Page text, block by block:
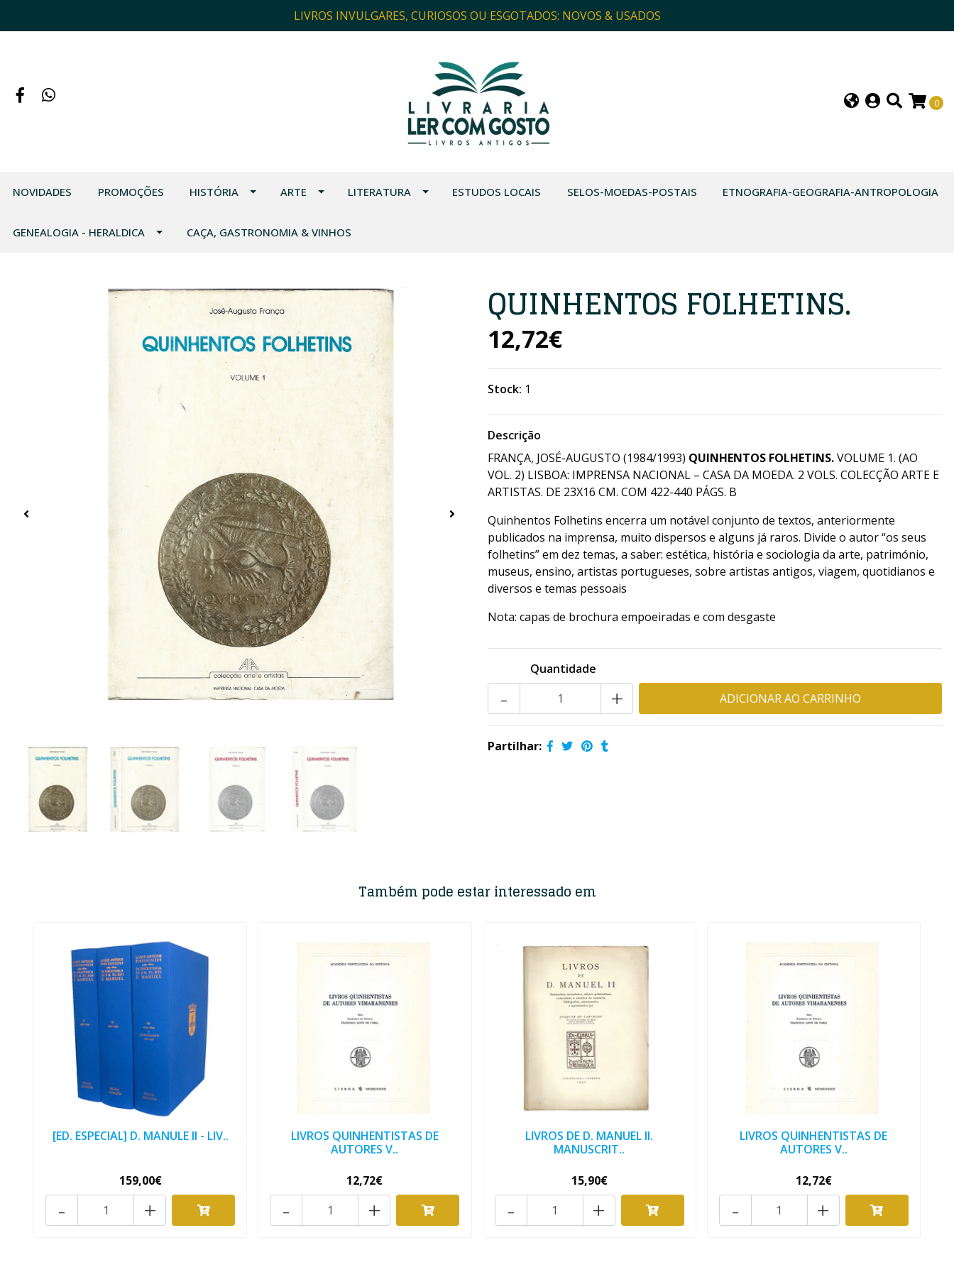
LIVROS INVULGARES, CURIOSOS OU ESGOTADOS: NOVOS & USADOS
0
NOVIDADES PROMOÇÕES HISTÓRIA ARTE LITERATURA ESTUDOS LOCAIS SELOS-MOEDAS-POSTAIS ETNOGRAFIA-GEOGRAFIA-ANTROPOLOGIA
GENEALOGIA - HERALDICA CAÇA, GASTRONOMIA & VINHOS
QUINHENTOS FOLHETINS.
12,72€
Stock: 1
Descrição
FRANÇA, JOSÉ-AUGUSTO (1984/1993) QUINHENTOS FOLHETINS.VOLUME 1. (AO
VOL. 2) LISBOA: IMPRENSA NACIONAL – CASA DA MOEDA. 2 VOLS. COLECÇÃO ARTE E
ARTISTAS. DE 23X16 CM. COM 422-440 PÁGS. B
Quinhentos Folhetins encerra um notável conjunto de textos, anteriormente
publicados na imprensa, muito dispersos e alguns já raros. Divide o autor “os seus
folhetins” em dez temas, a saber: estética, história e sociologia da arte, património,
museus, ensino, artistas portugueses, sobre artistas antigos, viagem, quotidianos e
diversos e temas pessoais
Nota: capas de brochura empoeiradas e com desgaste
Quantidade
+
-
Partilhar:
Também pode estar interessado em
[ED. ESPECIAL] D. MANULE II - LIV..
159,00€
+
-
LIVROS QUINHENTISTAS DE
AUTORES V..
12,72€
+
-
LIVROS DE D. MANUEL II.
MANUSCRIT..
15,90€
+
-
LIVROS QUINHENTISTAS DE
AUTORES V..
12,72€
+
-